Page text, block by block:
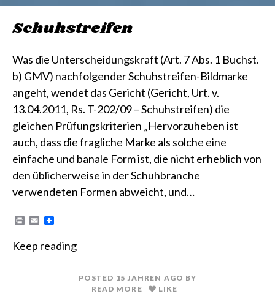
Schuhstreifen
Was die Unterscheidungskraft (Art. 7 Abs. 1 Buchst.
b) GMV) nachfolgender Schuhstreifen-Bildmarke
angeht, wendet das Gericht (Gericht, Urt. v.
13.04.2011, Rs. T-202/09 – Schuhstreifen) die
gleichen Prüfungskriterien „Hervorzuheben ist
auch, dass die fragliche Marke als solche eine
einfache und banale Form ist, die nicht erheblich von
den üblicherweise in der Schuhbranche
verwendeten Formen abweicht, und…
P
n
E
i
Keep reading
POSTED 15 JAHREN AGO BY
READ MORE
LIKE